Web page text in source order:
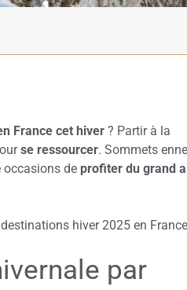
France cet hiver ? Partir à la
se ressourcer. Sommets
occasions de profiter du grand
hiver 2025 en
par